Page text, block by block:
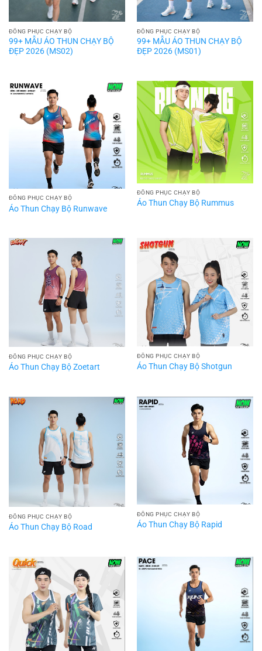
ĐỒNG PHỤC CHẠY BỘ
99+ MẪU ÁO THUN CHẠY BỘ
ĐẸP 2026 (MS02)
ĐỒNG PHỤC CHẠY BỘ
99+ MẪU ÁO THUN CHẠY BỘ
ĐẸP 2026 (MS01)
ĐỒNG PHỤC CHẠY BỘ
Áo Thun Chạy Bộ Runwave
ĐỒNG PHỤC CHẠY BỘ
Áo Thun Chạy Bộ Rummus
ĐỒNG PHỤC CHẠY BỘ
Áo Thun Chạy Bộ Zoetart
ĐỒNG PHỤC CHẠY BỘ
Áo Thun Chạy Bộ Shotgun
ĐỒNG PHỤC CHẠY BỘ
Áo Thun Chạy Bộ Road
ĐỒNG PHỤC CHẠY BỘ
Áo Thun Chạy Bộ Rapid